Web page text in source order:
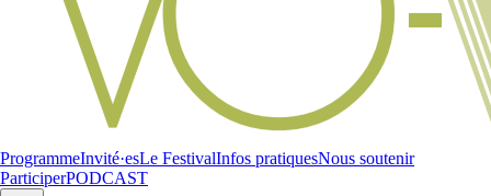
ProgrammeInvité·esLe FestivalInfos pratiquesNous soutenir
ParticiperPODCAST